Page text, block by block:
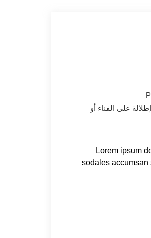
على الفناء أو
Lorem ipsum
sodales accumsan